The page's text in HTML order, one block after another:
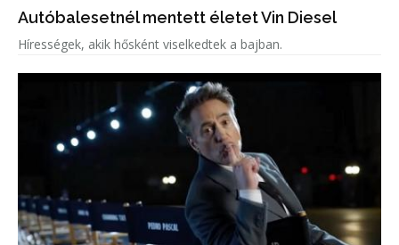
Autóbalesetnél mentett életet Vin Diesel
Hírességek, akik hősként viselkedtek a bajban.